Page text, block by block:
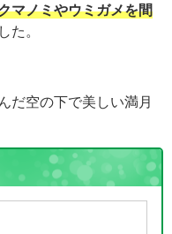
マノミやウミガメを間
た。
だ空の下で美しい満月